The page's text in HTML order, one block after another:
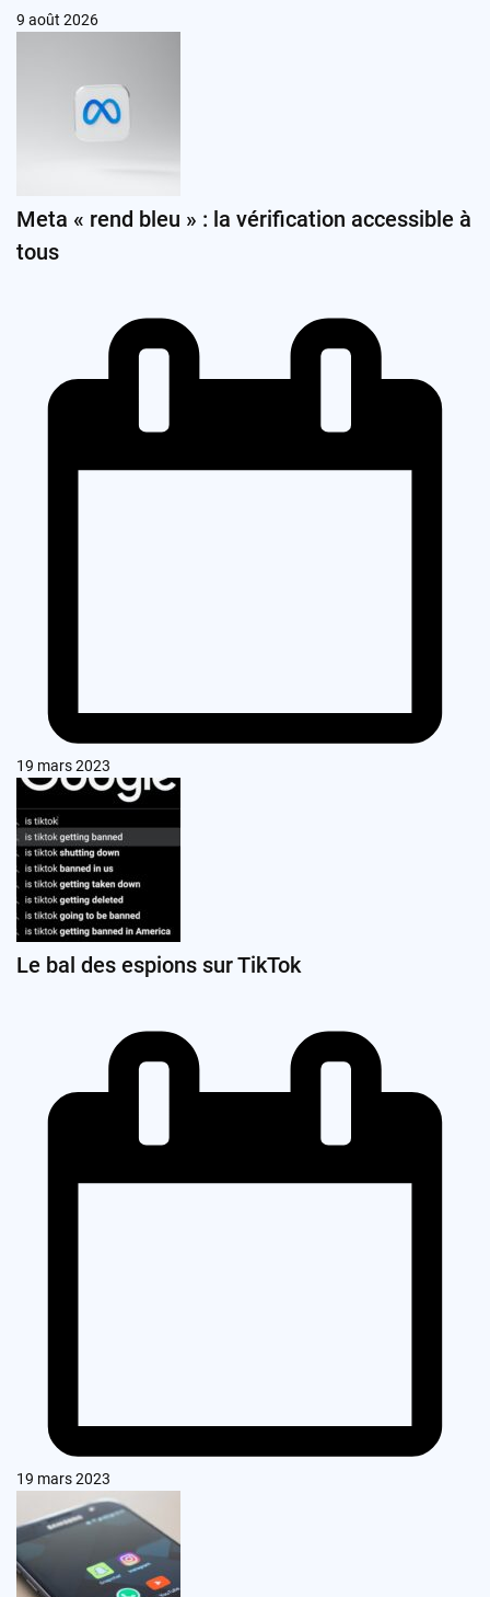
9 août 2026
Meta « rend bleu » : la vérification accessible à
tous
19 mars 2023
Le bal des espions sur TikTok
19 mars 2023